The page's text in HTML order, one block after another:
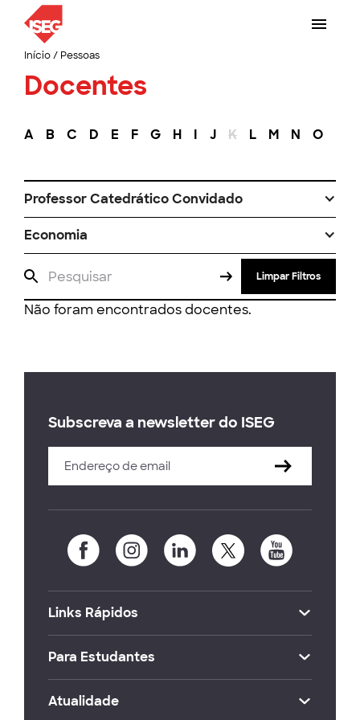
Início/ Pessoas
Docentes
A B C D E F G H I J K L M N O
Professor Catedrático Convidado
Economia
Limpar Filtros
Não foram encontrados docentes.
Subscreva a newsletter do ISEG
Links Rápidos
Para Estudantes
Atualidade